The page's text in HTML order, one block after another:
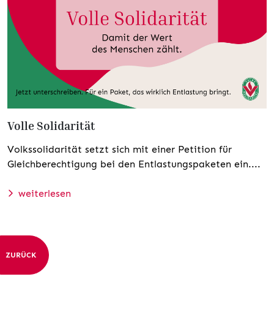
Volle Solidarität
Volkssolidarität setzt sich mit einer Petition für
Gleichberechtigung bei den Entlastungspaketen ein....
weiterlesen
ZURÜCK